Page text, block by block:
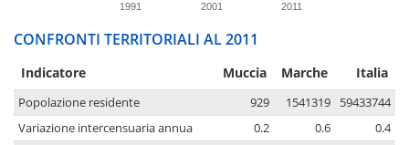
1991 2001 2011
CONFRONTI TERRITORIALI AL 2011
Indicatore Muccia Marche Italia
Popolazione residente 929 1541319
59433744
Variazione intercensuaria annua
0.2 0.6
0.4